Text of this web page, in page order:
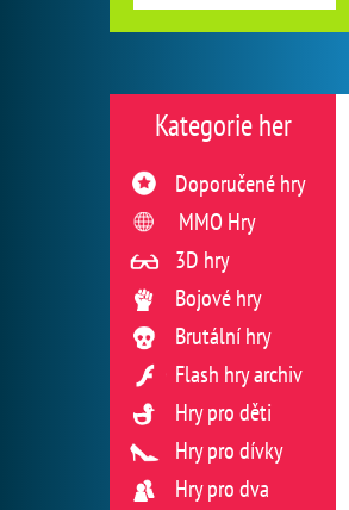
Kategorie her
Doporučené hry
MMO Hry
3D hry
Bojové hry
Brutální hry
Flash hry archiv
Hry pro děti
Hry pro dívky
Hry pro dva